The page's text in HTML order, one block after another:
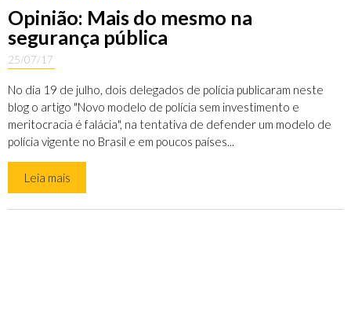
Opinião: Mais do mesmo na
segurança pública
25/07/17
No dia 19 de julho, dois delegados de polícia publicaram neste
blog o artigo "Novo modelo de polícia sem investimento e
meritocracia é falácia", na tentativa de defender um modelo de
polícia vigente no Brasil e em poucos países...
Leia mais